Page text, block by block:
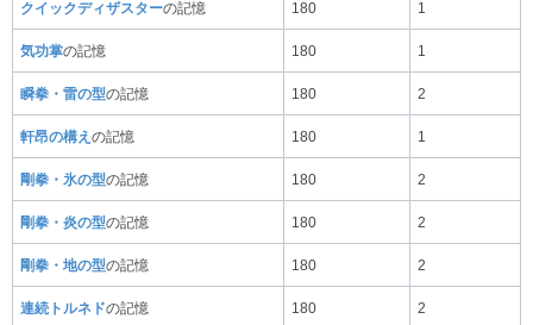
クイックディザスターの記憶 180 1
気功掌の記憶 180 1
瞬拳・雷の型の記憶 180 2
軒昂の構え の記憶 180 1
剛拳・氷の型の記憶 180 2
剛拳・炎の型の記憶 180 2
剛拳・地の型の記憶 180 2
連続トルネドの記憶 180 2